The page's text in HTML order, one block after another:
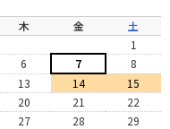
木 金
土
1
6 7
8
13 14
15
20 21
22
27 28
29